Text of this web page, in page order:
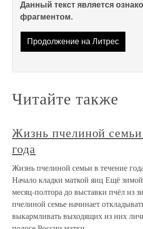
Данный текст является
фрагментом.
Продолжение на Литрес
Читайте также
Жизнь пчелиной семьи
года
Жизнь пчелиной семьи в течение
Начало кладки маткой яиц Ещё
месяц-полтора до выставки пчёл из
пчелиной семье начинает
выкармливать выходящих из них